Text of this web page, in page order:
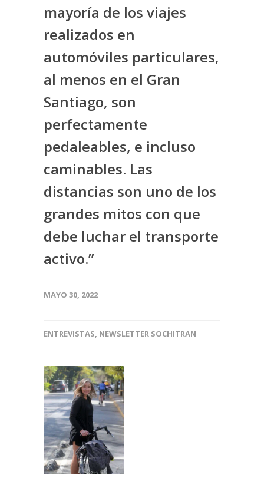
mayoría de los viajes
realizados en
automóviles particulares,
al menos en el Gran
Santiago, son
perfectamente
pedaleables, e incluso
caminables. Las
distancias son uno de los
grandes mitos con que
debe luchar el transporte
activo.”
MAYO 30, 2022
ENTREVISTAS, NEWSLETTER SOCHITRAN